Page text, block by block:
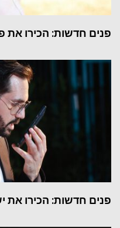
פנים חדשות: הכירו את
פנים חדשות: הכירו את